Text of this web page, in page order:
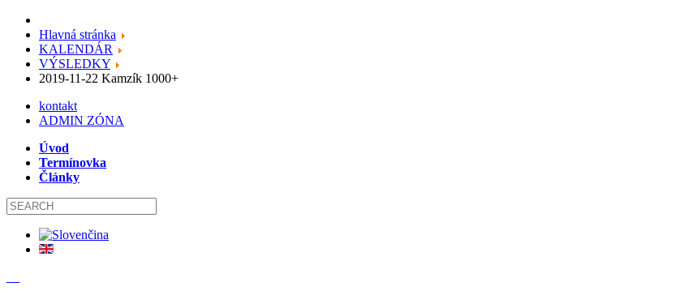
Hlavná stránka
KALENDÁR
VÝSLEDKY
2019-11-22 Kamzík 1000+
kontakt
ADMIN ZÓNA
Úvod
Termínovka
Články